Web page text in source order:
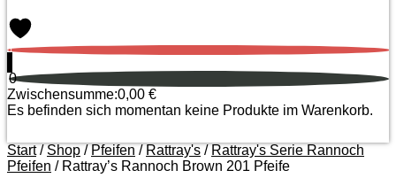
0
0
Zwischensumme:0,00 €
Es befinden sich momentan keine Produkte im Warenkorb.
Start/ Shop / Pfeifen / Rattray's / Rattray's Serie Rannoch
Pfeifen / Rattray’s Rannoch Brown 201 Pfeife